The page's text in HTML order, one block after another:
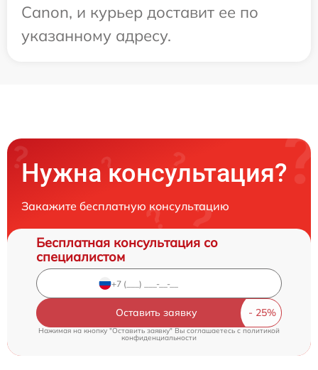
Canon, и курьер доставит ее по
указанному адресу.
Нужна консультация?
Закажите бесплатную консультацию
Бесплатная консультация со
специалистом
Оставить заявку
Нажимая на кнопку "Оставить заявку" Вы соглашаетесь c политикой
конфиденциальности